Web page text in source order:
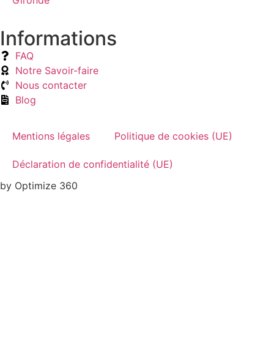
Informations
FAQ
Notre Savoir-faire
Nous contacter
Blog
Mentions légales Politique de cookies (UE)
Déclaration de confidentialité (UE)
by Optimize 360